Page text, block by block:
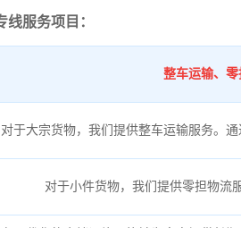
服务项目：
整车运输、零
对于大宗货物，我们提供整车运输服务。
对于小件货物，我们提供零担物流